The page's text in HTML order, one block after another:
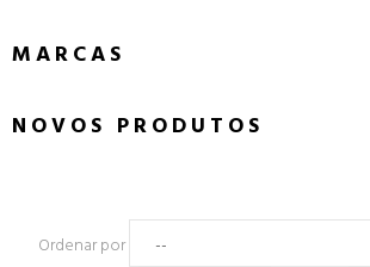
MARCAS
NOVOS PRODUTOS
Ordenar por